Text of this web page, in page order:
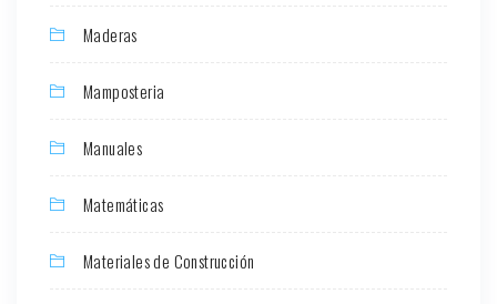
Maderas
Mamposteria
Manuales
Matemáticas
Materiales de Construcción